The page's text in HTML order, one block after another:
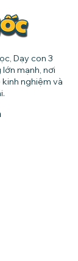
Dạy con 3
mạnh, nơi
nghiệm và